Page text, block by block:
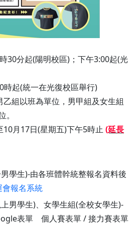
30分起(陽明校區)；下午3:00起(光
起(統一在光復校區舉行)
組以班為單位，男甲組及女生組
月17日(星期五)下午5時止 (延長
學生)-由各班體幹統整報名資料後
會報名系統
男學生)、女學生組(全校女學生)-
表單 個人賽表單 / 接力賽表單